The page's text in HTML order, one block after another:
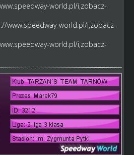
world.pl/i,zobacz-
www.speedway-world.pl/i,zobacz-
world.pl/i,zobacz-